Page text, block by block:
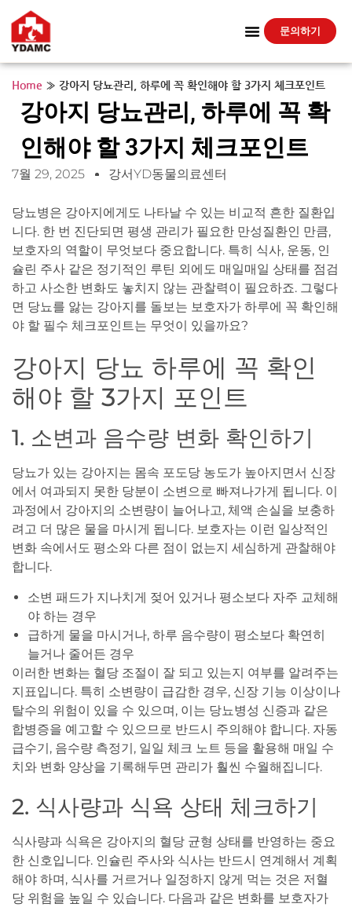
문의하기
Home » 강아지 당뇨관리, 하루에 꼭 확인해야 할 3가지 체크포인트
강아지 당뇨관리, 하루에 꼭 확
인해야 할 3가지 체크포인트
7월 29, 2025 강서YD동물의료센터
당뇨병은 강아지에게도 나타날 수 있는 비교적 흔한 질환입
니다. 한 번 진단되면 평생 관리가 필요한 만성질환인 만큼,
보호자의 역할이 무엇보다 중요합니다. 특히 식사, 운동, 인
슐린 주사 같은 정기적인 루틴 외에도 매일매일 상태를 점검
하고 사소한 변화도 놓치지 않는 관찰력이 필요하죠. 그렇다
면 당뇨를 앓는 강아지를 돌보는 보호자가 하루에 꼭 확인해
야 할 필수 체크포인트는 무엇이 있을까요?
강아지 당뇨 하루에 꼭 확인
해야 할 3가지 포인트
1. 소변과 음수량 변화 확인하기
당뇨가 있는 강아지는 몸속 포도당 농도가 높아지면서 신장
에서 여과되지 못한 당분이 소변으로 빠져나가게 됩니다. 이
과정에서 강아지의 소변량이 늘어나고, 체액 손실을 보충하
려고 더 많은 물을 마시게 됩니다. 보호자는 이런 일상적인
변화 속에서도 평소와 다른 점이 없는지 세심하게 관찰해야
합니다.
소변 패드가 지나치게 젖어 있거나 평소보다 자주 교체해
야 하는 경우
급하게 물을 마시거나, 하루 음수량이 평소보다 확연히
늘거나 줄어든 경우
이러한 변화는 혈당 조절이 잘 되고 있는지 여부를 알려주는
지표입니다. 특히 소변량이 급감한 경우, 신장 기능 이상이나
탈수의 위험이 있을 수 있으며, 이는 당뇨병성 신증과 같은
합병증을 예고할 수 있으므로 반드시 주의해야 합니다. 자동
급수기, 음수량 측정기, 일일 체크 노트 등을 활용해 매일 수
치와 변화 양상을 기록해두면 관리가 훨씬 수월해집니다.
2. 식사량과 식욕 상태 체크하기
식사량과 식욕은 강아지의 혈당 균형 상태를 반영하는 중요
한 신호입니다. 인슐린 주사와 식사는 반드시 연계해서 계획
해야 하며, 식사를 거르거나 일정하지 않게 먹는 것은 저혈
당 위험을 높일 수 있습니다. 다음과 같은 변화를 보호자가